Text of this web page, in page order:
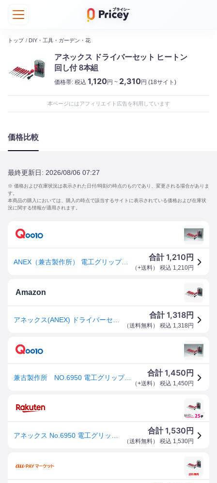
トップ / DIY・工具・ガーデン・花
アネックス ドライバーセット ヒートン
回し付 8本組
価格帯: 税込 1,120円 ~ 2,310円 (18サイト)
本ページにはアフィリエイト広告を利用しています
価格比較
最終更新日: 2026/08/06 07:27
※ 価格および在庫状況は表示された日付/時刻の時点のものであり、変更される場合がありま
す。
本商品の購入においては、購入の時点で該当するサイトに表示されている価格および在庫状
況に関する情報が適用されます。
ANEX（兼古製作所） 電工グリップ8本組ドライバーセット No.6950
合計1,210 円
（+送料） 税込 1,210円
Amazon
合計1,318円
（送料無料） 税込 1,318 円
兼古製作所 NO.6950 電工グリップ8本組ドライバーセット NO6950_
合計1,450 円
（+送料） 税込 1,450円
合計1,530 円
（送料無料） 税込 1,530円